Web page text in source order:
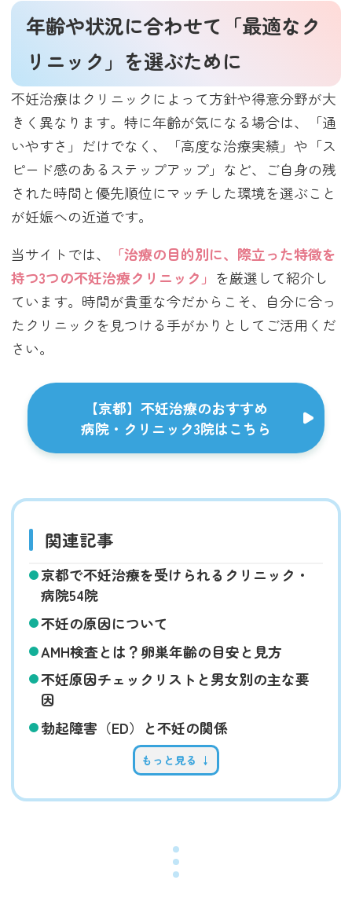
年齢や状況に合わせて「最適なク
リニック」を選ぶために
不妊治療はクリニックによって方針や得意分野が大
きく異なります。特に年齢が気になる場合は、「通
いやすさ」だけでなく、「高度な治療実績」や「ス
ピード感のあるステップアップ」など、ご自身の残
された時間と優先順位にマッチした環境を選ぶこと
が妊娠への近道です。
当サイトでは、
「治療の目的別に、際立った特徴を
持つ3つの不妊治療クリニック」 を厳選して紹介し
ています。時間が貴重な今だからこそ、自分に合っ
たクリニックを見つける手がかりとしてご活用くだ
さい。
【京都】不妊治療のおすすめ
病院・クリニック3院はこちら
関連記事
京都で不妊治療を受けられるクリニック・
病院54院
不妊の原因について
AMH検査とは？卵巣年齢の目安と見方
不妊原因チェックリストと男女別の主な要
因
勃起障害（ED）と不妊の関係
もっと見る ↓